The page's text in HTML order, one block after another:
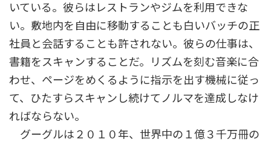
いている。彼らはレストランやジムを利用できな
い。敷地内を自由に移動することも白いバッチの正
社員と会話することも許されない。彼らの仕事は、
書籍をスキャンすることだ。リズムを刻む音楽に合
わせ、ページをめくるように指示を出す機械に従っ
て、ひたすらスキャンし続けてノルマを達成しなけ
ればならない。
グーグルは２０１０年、世界中の１億３千万冊の